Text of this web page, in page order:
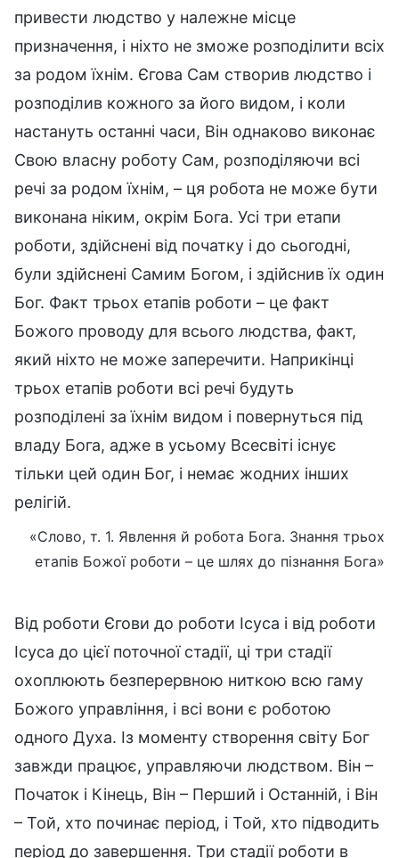
привести людство у належне місце
призначення, і ніхто не зможе розподілити всіх
за родом їхнім. Єгова Сам створив людство і
розподілив кожного за його видом, і коли
настануть останні часи, Він однаково виконає
Свою власну роботу Сам, розподіляючи всі
речі за родом їхнім, – ця робота не може бути
виконана ніким, окрім Бога. Усі три етапи
роботи, здійснені від початку і до сьогодні,
були здійснені Самим Богом, і здійснив їх один
Бог. Факт трьох етапів роботи – це факт
Божого проводу для всього людства, факт,
який ніхто не може заперечити. Наприкінці
трьох етапів роботи всі речі будуть
розподілені за їхнім видом і повернуться під
владу Бога, адже в усьому Всесвіті існує
тільки цей один Бог, і немає жодних інших
релігій.
«Слово, т. 1. Явлення й робота Бога. Знання трьох
етапів Божої роботи – це шлях до пізнання Бога»
Від роботи Єгови до роботи Ісуса і від роботи
Ісуса до цієї поточної стадії, ці три стадії
охоплюють безперервною ниткою всю гаму
Божого управління, і всі вони є роботою
одного Духа. Із моменту створення світу Бог
завжди працює, управляючи людством. Він –
Початок і Кінець, Він – Перший і Останній, і Він
– Той, хто починає період, і Той, хто підводить
період до завершення. Три стадії роботи в